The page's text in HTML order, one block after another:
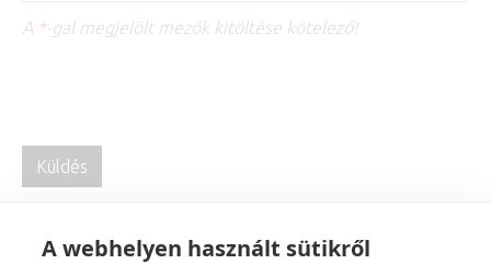
A webhelyen használt sütikről
A *-gal megjelölt mezők kitöltése kötelező!